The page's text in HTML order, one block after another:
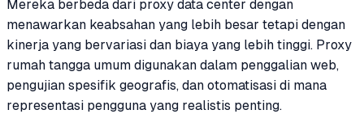
Mereka berbeda dari proxy data center dengan
menawarkan keabsahan yang lebih besar tetapi dengan
kinerja yang bervariasi dan biaya yang lebih tinggi. Proxy
rumah tangga umum digunakan dalam penggalian web,
pengujian spesifik geografis, dan otomatisasi di mana
representasi pengguna yang realistis penting.